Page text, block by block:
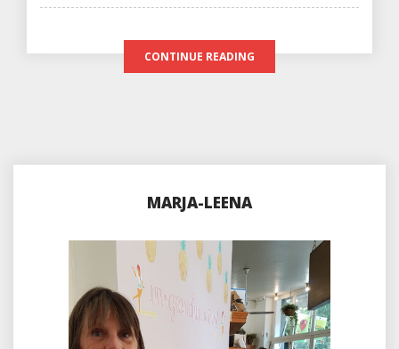
CONTINUE READING
MARJA-LEENA